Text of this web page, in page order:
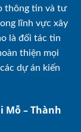
thông tin và tư
lĩnh vực xây
là đối tác tin
thiện mọi
dự án kiến
Mỗ – Thành